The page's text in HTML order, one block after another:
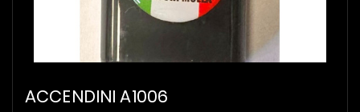
ACCENDINI A1006